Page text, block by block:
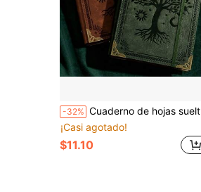
-32% Cuaderno de hojas sueltas A5 de 200 páginas con diseño de árbol Sol & Luna, diario de oficina de negocios de lujo vintage con carpeta metálica, papel grueso de 100GSM, adecuado para trabajo, escuela, escritura, regalo recomendado, útiles escolares, vuelta a la escuela
¡Casi agotado!
$11.10